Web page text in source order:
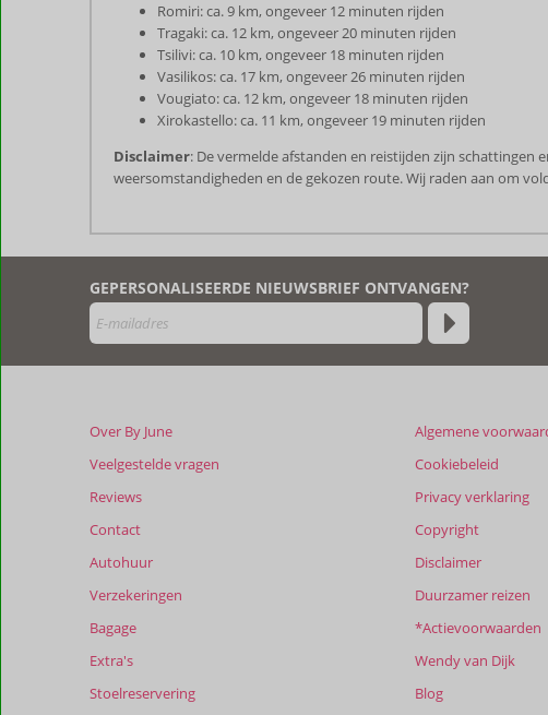
Romiri: ca. 9 km, ongeveer 12 minuten rijden
Tragaki: ca. 12 km, ongeveer 20 minuten rijden
Tsilivi: ca. 10 km, ongeveer 18 minuten rijden
Vasilikos: ca. 17 km, ongeveer 26 minuten rijden
Vougiato: ca. 12 km, ongeveer 18 minuten rijden
Xirokastello: ca. 11 km, ongeveer 19 minuten rijden
Disclaimer: De vermelde afstanden en reistijden zijn schattingen
weersomstandigheden en de gekozen route. Wij raden aan om
door
onze
klanten
in
Oceanis
Suites
ouder
maanden
GEPERSONALISEERDE NIEUWSBRIEF ONTVANGEN?
Over By June
Veelgestelde vragen
Reviews
Contact
Autohuur
Verzekeringen
Bagage
Extra's
Stoelreservering
Algemene
Cookiebeleid
Privacy verklaring
Copyright
Disclaimer
Duurzamer reizen
*Actievoorwaarden
Wendy van Dijk
Blog